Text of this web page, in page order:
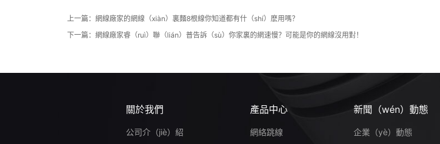
上一篇： 網線廠家的網線（xiàn）裏麵8根線你知道都有什（shí）麽用嗎？
下一篇： 網線廠家睿（ruì）聯（lián）普告訴（sù）你家裏的網速慢？可能是你的網線沒用對！
關於我們
公司介（jiè）紹
產品中心
網絡跳線
新聞（wén）動態
企業（yè）動態